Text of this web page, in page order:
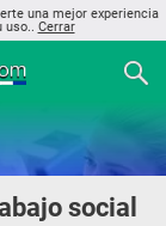
una mejor experiencia
uso.. Cerrar
social